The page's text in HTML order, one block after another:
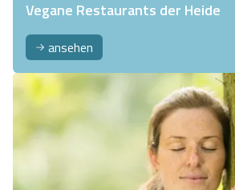
Vegane Restaurants der Heide
ansehen